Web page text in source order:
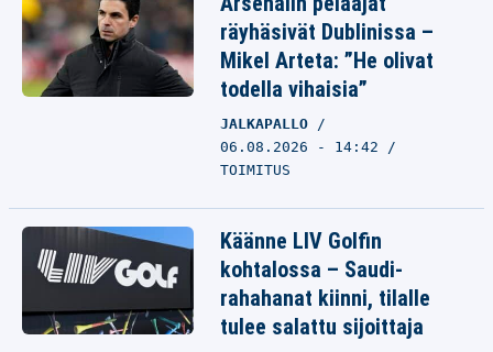
räyhäsivät Dublinissa –
Mikel Arteta: ”He olivat
todella vihaisia”
JALKAPALLO
06.08.2026 - 14:42
TOIMITUS
Käänne LIV Golfin
kohtalossa – Saudi-
rahahanat kiinni, tilalle
tulee salattu sijoittaja